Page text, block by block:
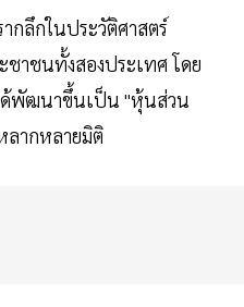
กลึกในประวัติศาสตร์
าชนทั้งสองประเทศ โดย
ด้พัฒนาขึ้นเป็น "หุ้นส่วน
ลากหลายมิติ